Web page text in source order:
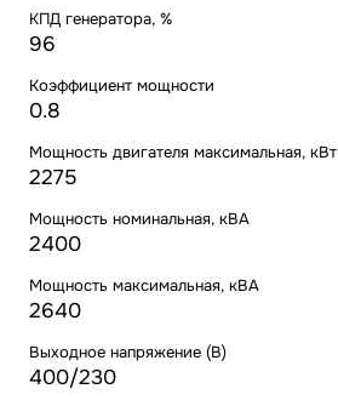
КПД генератора, %
96
Коэффициент мощности
0.8
Мощность двигателя максимальная, кВт
2275
Мощность номинальная, кВА
2400
Мощность максимальная, кВА
2640
Выходное напряжение (В)
400/230